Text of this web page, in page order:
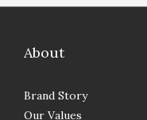
About
Brand Story
Our Values